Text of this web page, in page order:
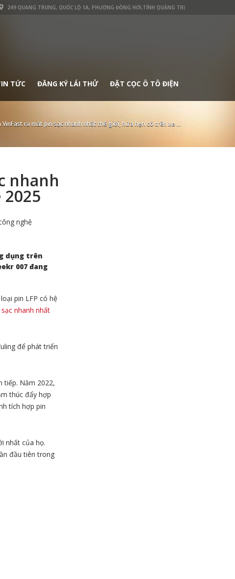
249 QUANG TRUNG, QUỐC LỘ 1A, PHƯỜNG ĐỒNG HỚI,TỈNH QUẢNG TRỊ
TỨC ĐĂNG KÝ LÁI THỬ ĐẶT CỌC Ô TÔ ĐIỆN
ra mắt pin sạc nhanh nhất thế giới, hứa hẹn có trên xe ...
nhanh
nghệ
dụng trên
007 đang
pin LFP có hệ
nhanh nhất
để phát triển
tiếp. Năm 2022,
thúc đẩy hợp
tích hợp pin
nhất của họ.
đầu tiên trong